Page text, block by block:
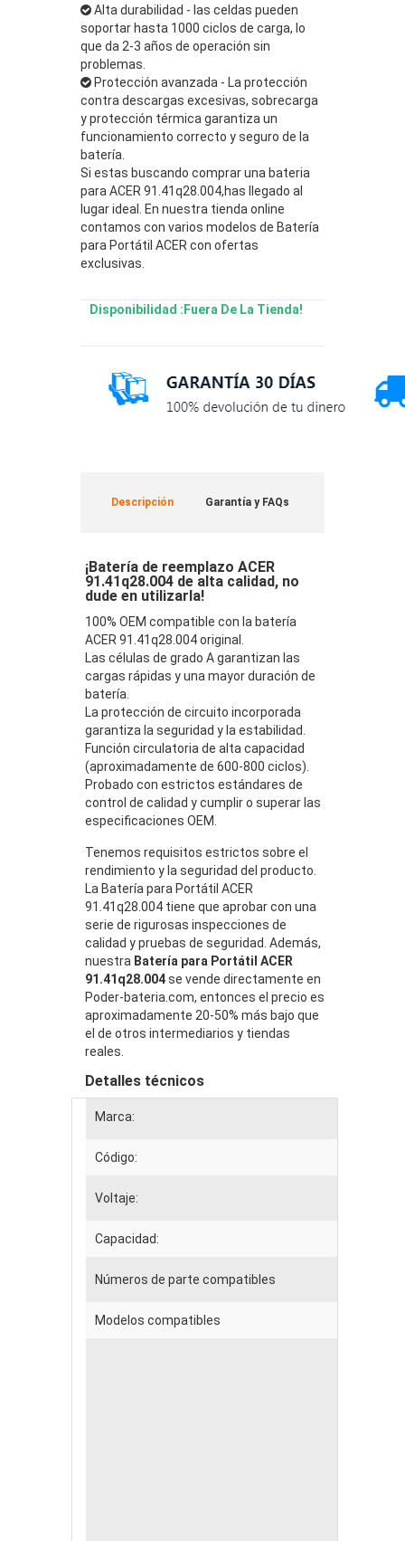
Alta durabilidad - las celdas pueden
soportar hasta 1000 ciclos de carga, lo
que da 2-3 años de operación sin
problemas.
Protección avanzada - La protección
contra descargas excesivas, sobrecarga
y protección térmica garantiza un
funcionamiento correcto y seguro de la
batería.
Si estas buscando comprar una bateria
para ACER 91.41q28.004,has llegado al
lugar ideal. En nuestra tienda online
contamos con varios modelos de Batería
para Portátil ACER con ofertas
exclusivas.
Disponibilidad :Fuera De La Tienda!
Descripción Garantía y FAQs
¡Batería de reemplazo ACER
91.41q28.004 de alta calidad, no
dude en utilizarla!
100% OEM compatible con la batería
ACER 91.41q28.004 original.
Las células de grado A garantizan las
cargas rápidas y una mayor duración de
batería.
La protección de circuito incorporada
garantiza la seguridad y la estabilidad.
Función circulatoria de alta capacidad
(aproximadamente de 600-800 ciclos).
Probado con estrictos estándares de
control de calidad y cumplir o superar las
especificaciones OEM.
Tenemos requisitos estrictos sobre el
rendimiento y la seguridad del producto.
La Batería para Portátil ACER
91.41q28.004 tiene que aprobar con una
serie de rigurosas inspecciones de
calidad y pruebas de seguridad. Además,
nuestra Batería para Portátil ACER
91.41q28.004se vende directamente en
Poder-bateria.com, entonces el precio es
aproximadamente 20-50% más bajo que
el de otros intermediarios y tiendas
reales.
Detalles técnicos
Marca:
Código:
Voltaje:
Capacidad:
Números de parte compatibles
Modelos compatibles